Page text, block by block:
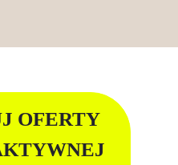
OFERTY